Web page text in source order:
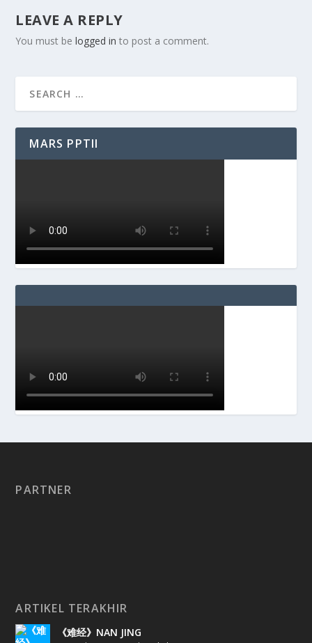
LEAVE A REPLY
You must belogged in to post a comment.
MARS PPTII
PARTNER
ARTIKEL TERAKHIR
《难经》NAN JING